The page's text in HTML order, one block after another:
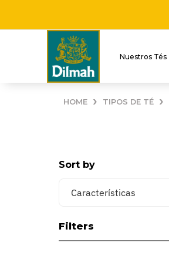
Nuestros Tés
HOME › TIPOS DE TÉ ›
Sort by
Filters